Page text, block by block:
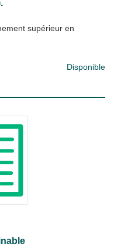
supérieur en
Disponible